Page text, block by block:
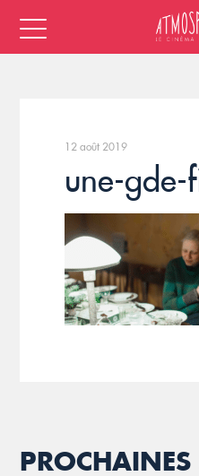
12 août 2019
une-gde-
PROCHAINES